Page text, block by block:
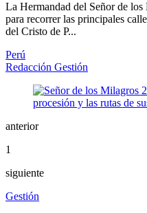
La Hermandad del Señor de los
para recorrer las principales
del Cristo de P...
Perú
Redacción Gestión
anterior
1
siguiente
Gestión